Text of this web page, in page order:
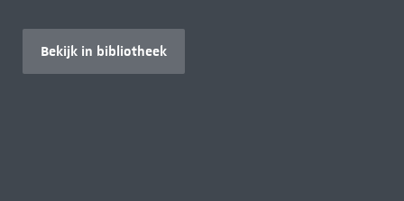
Bekijk in bibliotheek